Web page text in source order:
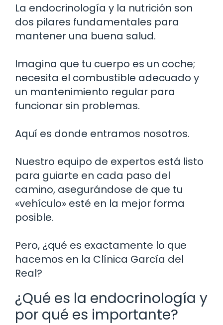
La endocrinología y la nutrición son
dos pilares fundamentales para
mantener una buena salud.
Imagina que tu cuerpo es un coche;
necesita el combustible adecuado y
un mantenimiento regular para
funcionar sin problemas.
Aquí es donde entramos nosotros.
Nuestro equipo de expertos está listo
para guiarte en cada paso del
camino, asegurándose de que tu
«vehículo» esté en la mejor forma
posible.
Pero, ¿qué es exactamente lo que
hacemos en la Clínica García del
Real?
¿Qué es la endocrinología y
por qué es importante?